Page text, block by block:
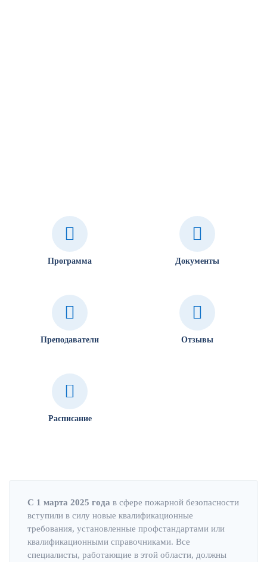
Программа Документы
Преподаватели Отзывы
Расписание
С 1 марта 2025 года в сфере пожарной безопасности
вступили в силу новые квалификационные
требования, установленные профстандартами или
квалификационными справочниками. Все
специалисты, работающие в этой области, должны